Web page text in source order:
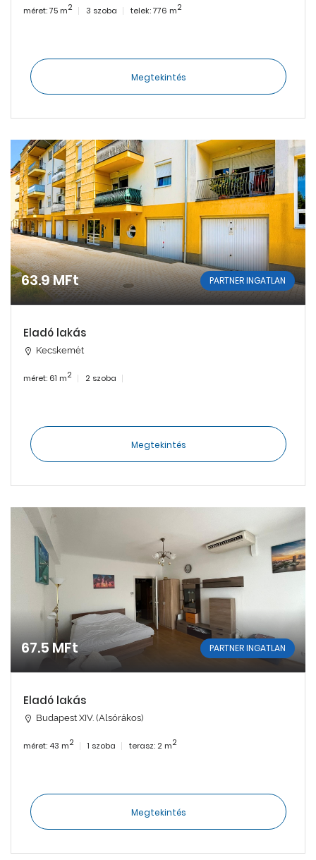
méret: 75 m2 3 szoba telek: 776 m2
Megtekintés
63.9 MFt PARTNER INGATLAN
Eladó lakás
Kecskemét
méret: 61 m2 2 szoba
Megtekintés
67.5 MFt PARTNER INGATLAN
Eladó lakás
Budapest XIV. (Alsórákos)
méret: 43 m2 1 szoba terasz: 2 m2
Megtekintés